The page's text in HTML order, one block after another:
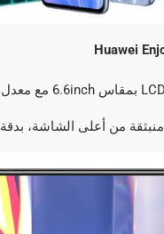
منبثقة من أعلى الشاشة، بدقة 8MP